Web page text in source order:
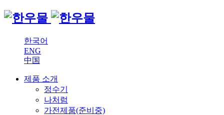
한국어
ENG
中国
제품 소개
정수기
나처럼
가전제품(준비중)